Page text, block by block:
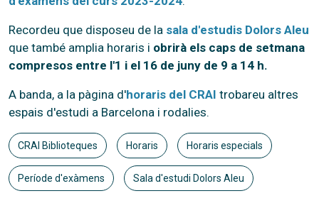
Recordeu que disposeu de la sala d'estudis Dolors Aleu
que també amplia horaris i obrirà els caps de setmana
compresos entre l'1 i el 16 de juny de 9 a 14 h.
A banda, a la pàgina d'horaris del CRAI trobareu altres
espais d'estudi a Barcelona i rodalies.
CRAI Biblioteques Horaris Horaris especials
Període d'exàmens Sala d'estudi Dolors Aleu